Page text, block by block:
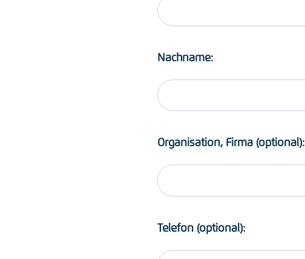
Nachname:
Organisation, Firma (optional):
Telefon (optional):